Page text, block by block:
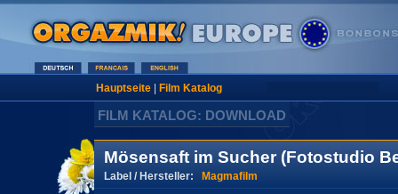
Hauptseite| Film Katalog
FILM KATALOG: DOWNLOAD
Mösensaft im Sucher (Fotostudio
Label / Hersteller: Magmafilm